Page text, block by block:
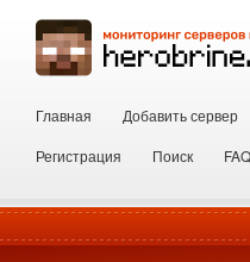
Главная Добавить сервер
Регистрация
Поиск FAQ